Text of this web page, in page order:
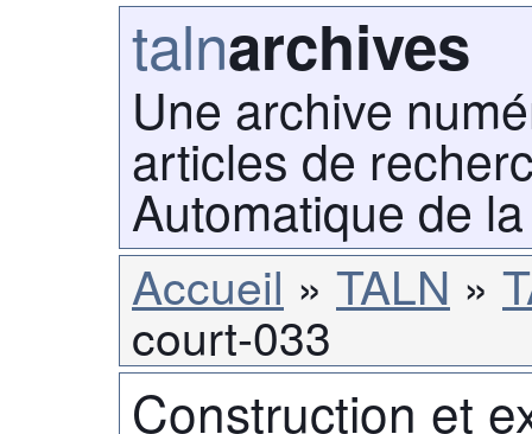
talnarchives
Une archive
articles de
Automatique de
Accueil TALN
court-033
Construction et